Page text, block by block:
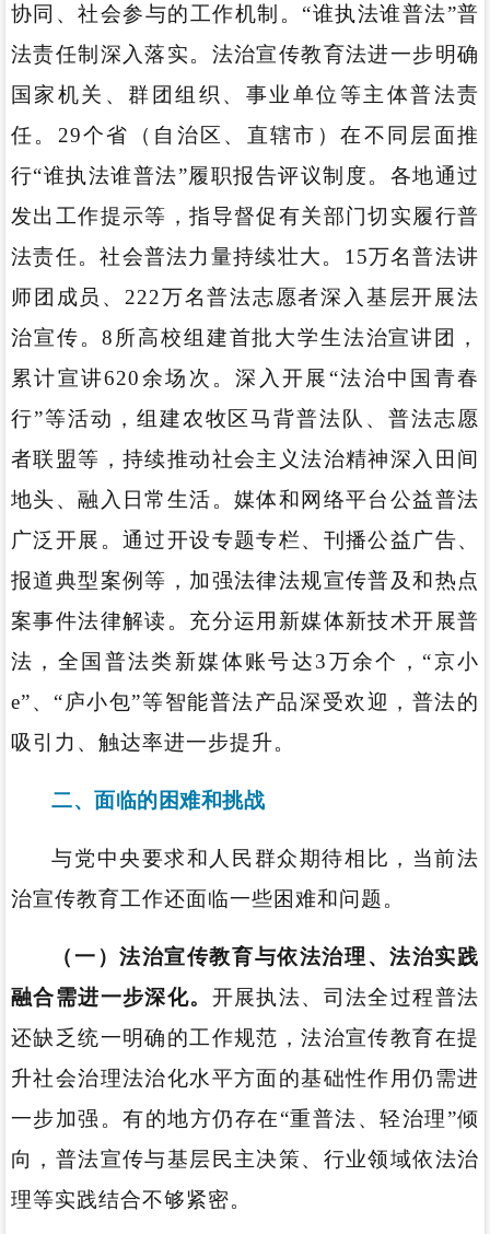
协同、社会参与的工作机制。“谁执法谁普法”普
法责任制深入落实。法治宣传教育法进一步明确
国家机关、群团组织、事业单位等主体普法责
任。29个省（自治区、直辖市）在不同层面推
行“谁执法谁普法”履职报告评议制度。各地通过
发出工作提示等，指导督促有关部门切实履行普
法责任。社会普法力量持续壮大。15万名普法讲
师团成员、222万名普法志愿者深入基层开展法
治宣传。8所高校组建首批大学生法治宣讲团，
累计宣讲620余场次。深入开展“法治中国青春
行”等活动，组建农牧区马背普法队、普法志愿
者联盟等，持续推动社会主义法治精神深入田间
地头、融入日常生活。媒体和网络平台公益普法
广泛开展。通过开设专题专栏、刊播公益广告、
报道典型案例等，加强法律法规宣传普及和热点
案事件法律解读。充分运用新媒体新技术开展普
法，全国普法类新媒体账号达3万余个，“京小
e”、“庐小包”等智能普法产品深受欢迎，普法的
吸引力、触达率进一步提升。
二、面临的困难和挑战
与党中央要求和人民群众期待相比，当前法
治宣传教育工作还面临一些困难和问题。
（一）法治宣传教育与依法治理、法治实践
融合需进一步深化。 开展执法、司法全过程普法
还缺乏统一明确的工作规范，法治宣传教育在提
升社会治理法治化水平方面的基础性作用仍需进
一步加强。有的地方仍存在“重普法、轻治理”倾
向，普法宣传与基层民主决策、行业领域依法治
理等实践结合不够紧密。